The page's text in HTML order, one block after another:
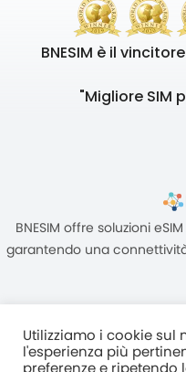
BNESIM è il
"Migliore SIM
BNESIM offre soluzioni
garantendo una
Utilizziamo i cookie sul
l'esperienza più
preferenze e ripetendo